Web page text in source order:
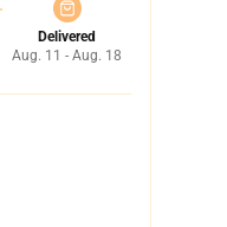
Delivered
Aug. 11 - Aug. 18